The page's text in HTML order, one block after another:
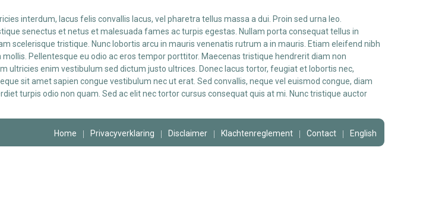
interdum, lacus felis convallis lacus, vel pharetra tellus massa a dui. Proin sed urna leo.
senectus et netus et malesuada fames ac turpis egestas. Nullam porta consequat tellus in
scelerisque tristique. Nunc lobortis arcu in mauris venenatis rutrum a in mauris. Etiam eleifend nibh
Pellentesque eu odio ac eros tempor porttitor. Maecenas tristique hendrerit diam non
ultricies enim vestibulum sed dictum justo ultrices. Donec lacus tortor, feugiat et lobortis nec,
sit amet sapien congue vestibulum nec ut erat. Sed convallis, neque vel euismod congue, diam
turpis odio non quam. Sed ac elit nec tortor cursus consequat quis at mi. Nunc tristique auctor
Home Privacyverklaring Disclaimer Klachtenreglement Contact English